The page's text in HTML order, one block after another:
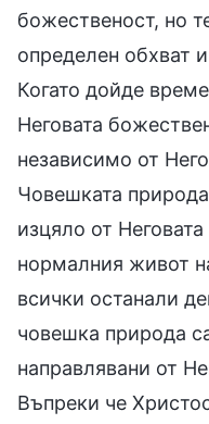
божественост, но
определен обхват
Когато дойде
Неговата
независимо от
Човешката
изцяло от
нормалния живот
всички останали
човешка природа
направлявани от
Въпреки че